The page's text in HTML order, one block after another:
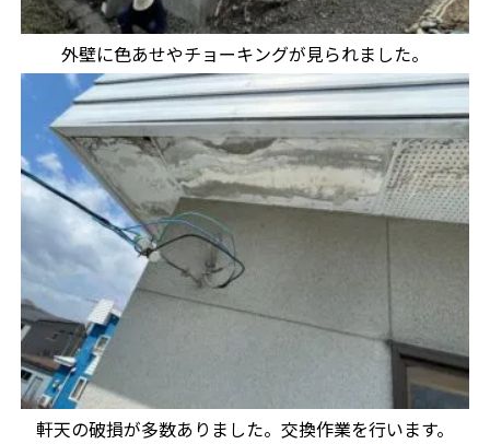
外壁に色あせやチョーキングが見られました。
軒天の破損が多数ありました。交換作業を行います。